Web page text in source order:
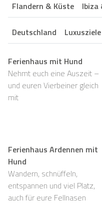
Flandern & Küste Ibiza
Deutschland Luxusziele
Ferienhaus mit Hund
Nehmt euch eine Auszeit –
und euren Vierbeiner gleich
mit
Ferienhaus Ardennen mit
Hund
Wandern, schnüffeln,
entspannen und viel Platz,
auch für eure Fellnasen